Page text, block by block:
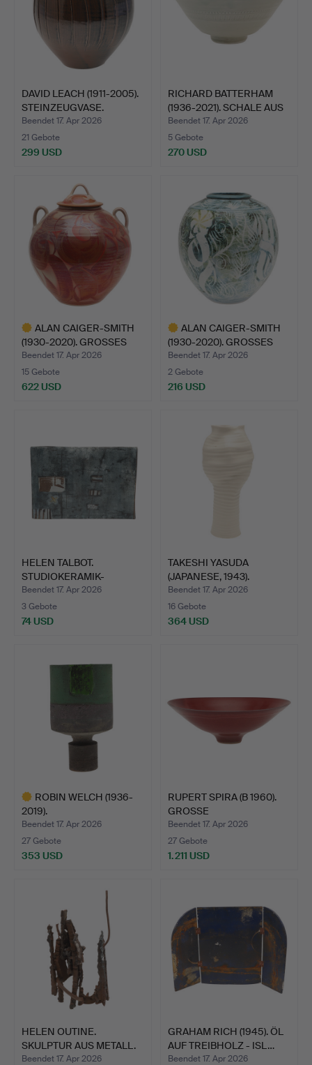
DAVID LEACH (1911-2005).
STEINZEUGVASE.
Beendet 17. Apr 2026
21 Gebote
299 USD
RICHARD BATTERHAM
(1936-2021). SCHALE AUS
…
Beendet 17. Apr 2026
5 Gebote
270 USD
ALAN CAIGER-SMITH
(1930-2020). GROSSES
LÜS…
Beendet 17. Apr 2026
15 Gebote
622 USD
ALAN CAIGER-SMITH
(1930-2020). GROSSES
TÖP…
Beendet 17. Apr 2026
2 Gebote
216 USD
HELEN TALBOT.
STUDIOKERAMIK-
SKULPTUR.
Beendet 17. Apr 2026
3 Gebote
74 USD
TAKESHI YASUDA
(JAPANESE, 1943).
GROSSE PO…
Beendet 17. Apr 2026
16 Gebote
364 USD
ROBIN WELCH (1936-
2019).
STUDIOKERAMIKVASE.
Beendet 17. Apr 2026
27 Gebote
353 USD
RUPERT SPIRA (B 1960).
GROSSE
STUDIOKERAMI…
Beendet 17. Apr 2026
27 Gebote
1.211 USD
HELEN OUTINE.
SKULPTUR AUS METALL.
Beendet 17. Apr 2026
GRAHAM RICH (1945). ÖL
AUF TREIBHOLZ - ISL…
Beendet 17. Apr 2026